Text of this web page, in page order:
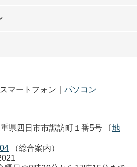
マートフォン｜ パソコン
県四日市市諏訪町１番5号 〔地
（総合案内）